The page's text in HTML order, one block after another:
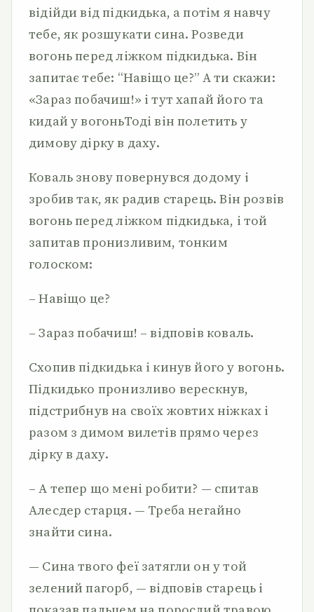
відійди від підкидька, а потім я навчу
тебе, як розшукати сина. Розведи
вогонь перед ліжком підкидька. Він
запитає тебе: “Навіщо це?” А ти скажи:
«Зараз побачиш!» і тут хапай його та
кидай у вогоньТоді він полетить у
димову дірку в даху.
Коваль знову повернувся додому і
зробив так, як радив старець. Він розвів
вогонь перед ліжком підкидька, і той
запитав пронизливим, тонким
голоском:
– Навіщо це?
– Зараз побачиш! – відповів коваль.
Схопив підкидька і кинув його у вогонь.
Підкидько пронизливо верескнув,
підстрибнув на своїх жовтих ніжках і
разом з димом вилетів прямо через
дірку в даху.
– А тепер що мені робити? — спитав
Алесдер старця. — Треба негайно
знайти сина.
— Сина твого феї затягли он у той
зелений пагорб, — відповів старець і